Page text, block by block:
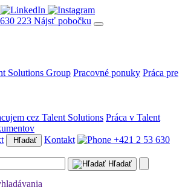
223 Nájsť pobočku
Solutions Group Pracovné ponuky Práca pre
cez Talent Solutions Práca v Talent
Hľadať Kontakt
+421 2 53 630
Hľadať